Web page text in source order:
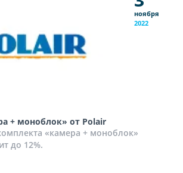
ноября
2022
+ моноблок» от Polair
«камера + моноблок»
до 12%.